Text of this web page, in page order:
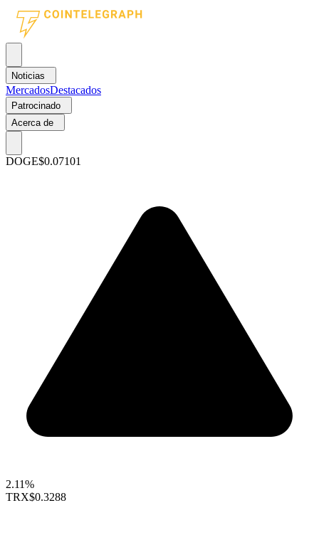
Noticias
MercadosDestacados
Patrocinado
Acerca de
DOGE$0.07101
2.11%
TRX$0.3288